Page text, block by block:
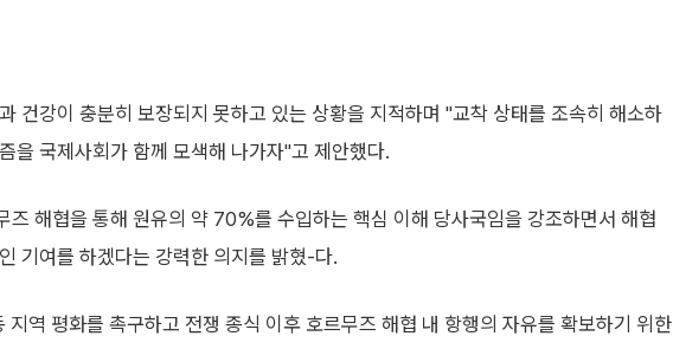
건강이 충분히 보장되지 못하고 있는 상황을 지적하며 "교착 상태를 조속히 해소하
을 국제사회가 함께 모색해 나가자"고 제안했다.
즈 해협을 통해 원유의 약 70%를 수입하는 핵심 이해 당사국임을 강조하면서 해협
기여를 하겠다는 강력한 의지를 밝혔-다.
지역 평화를 촉구하고 전쟁 종식 이후 호르무즈 해협 내 항행의 자유를 확보하기 위한